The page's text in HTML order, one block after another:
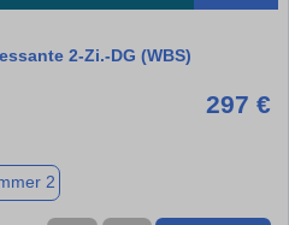
2-Zi.-DG (WBS)
297 €
2